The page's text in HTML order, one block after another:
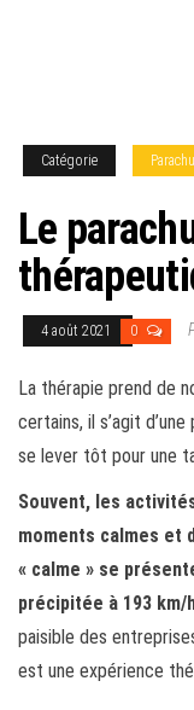
Catégorie
Le
4 août 2021 0
La thérapie prend de
certains, il s’agit
se lever tôt pour une
Souvent, les
moments calmes et
« calme » se
précipitée à 193 km/
paisible des
est une expérience